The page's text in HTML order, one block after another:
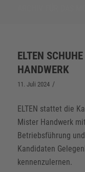
ELTEN
HANDWERK
11. Juli 2024 /
ELTEN stattet die
Mister Handwerk
Betriebsführung
Kandidaten
kennenzulernen.